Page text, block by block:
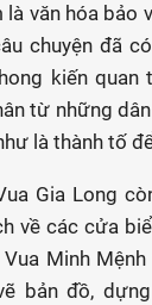
là văn hóa bảo
chuyện đã
kiến quan
từ những
là thành tố
Gia Long
về các cửa
Minh
bản đồ,